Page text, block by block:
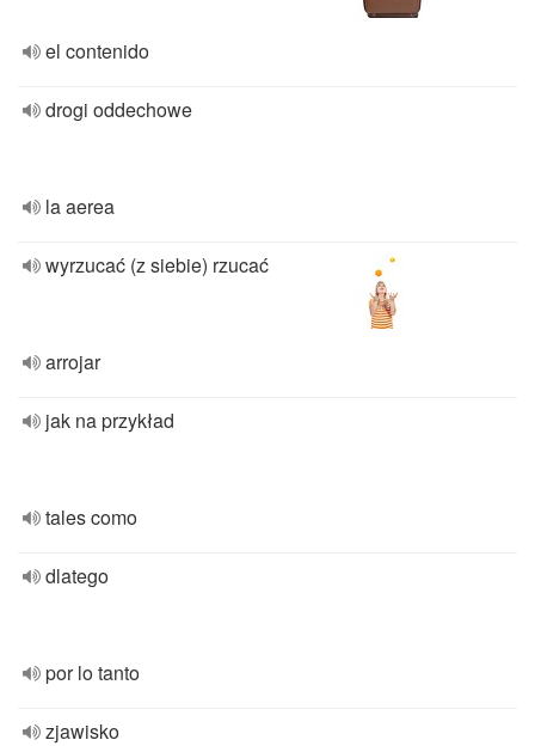
el contenido
drogi oddechowe
la aerea
wyrzucać (z siebie) rzucać
arrojar
jak na przykład
tales como
dlatego
por lo tanto
zjawisko